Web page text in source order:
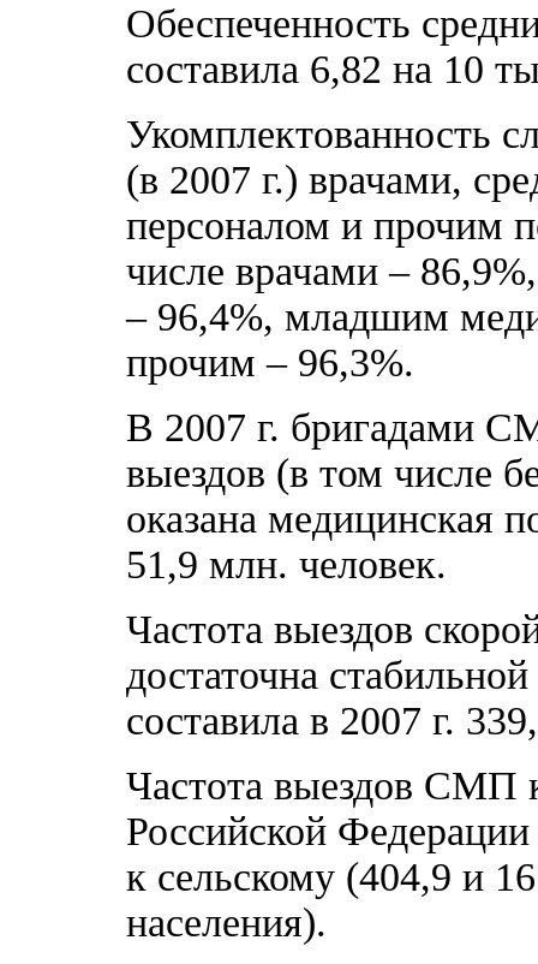
Обеспеченность
составила 6,82 на 10
Укомплектованность
(в 2007 г.) врачами,
персоналом и прочим
числе врачами –
– 96,4%, младшим
прочим – 96,3%.
В 2007 г. бригадами
выездов (в том числе
оказана медицинская
51,9 млн. человек.
Частота выездов
достаточна
составила в 2007 г.
Частота выездов СМП
Российской
к сельскому (404,9 и
населения).